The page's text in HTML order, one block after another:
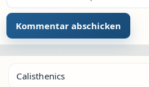
Calisthenics